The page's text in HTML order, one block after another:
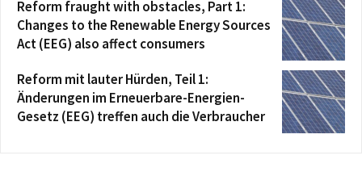
Reform fraught with obstacles, Part 1:
Changes to the Renewable Energy Sources
Act (EEG) also affect consumers
Reform mit lauter Hürden, Teil 1:
Änderungen im Erneuerbare-Energien-
Gesetz (EEG) treffen auch die Verbraucher